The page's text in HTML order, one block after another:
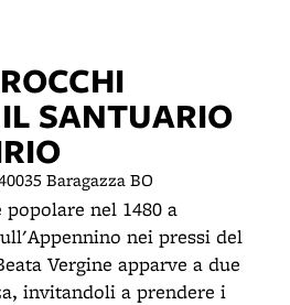
SANTUARIO
Baragazza BO
nel 1480 a
nei pressi del
Vergine apparve a due
invitandoli a prendere i